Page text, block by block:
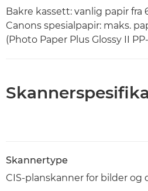
Bakre kassett: vanlig papir fra
Canons spesialpapir: maks.
(Photo Paper Plus Glossy II
Skannertype
CIS-planskanner for bilder